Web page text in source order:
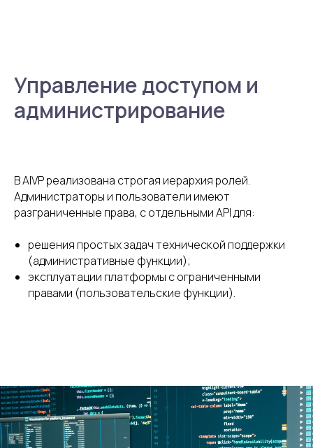
Управление доступом и
администрирование
В AIVP реализована строгая иерархия ролей.
Администраторы и пользователи имеют
разграниченные права, с отдельными API для:
решения простых задач технической поддержки
(административные функции);
эксплуатации платформы с ограниченными
правами (пользовательские функции).